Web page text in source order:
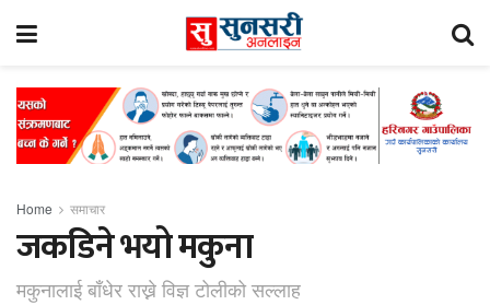
Home समाचार
जकडिने भयो मकुना
मकुनालाई बाँधेर राख्ने विज्ञ टोलीको सल्लाह